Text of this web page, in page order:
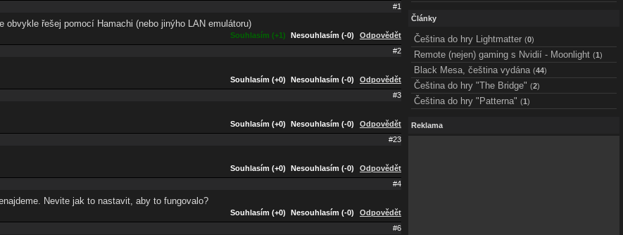
#1
řešej pomocí Hamachi (nebo jinýho LAN emulátoru)
Souhlasím (+1) Nesouhlasím (-0) Odpovědět
#2
Souhlasím (+0) Nesouhlasím (-0) Odpovědět
#3
Souhlasím (+0) Nesouhlasím (-0) Odpovědět
#23
Souhlasím (+0) Nesouhlasím (-0) Odpovědět
#4
Nevite jak to nastavit, aby to fungovalo?
Souhlasím (+0) Nesouhlasím (-0) Odpovědět
#6
Články
Čeština do hry Lightmatter (0)
Remote (nejen) gaming s Nvidií - Moonlight (1)
Black Mesa, čeština vydána (44)
Čeština do hry "The Bridge" (2)
Čeština do hry "Patterna" (1)
Reklama